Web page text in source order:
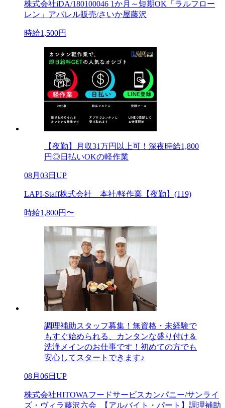
株式会社iDA/180100046 1か月～短期OK「ラルフロー
レン」アパレル販売/さいか屋藤沢
時給1,500円
【夜勤】月収31万円以上可！深夜時給1,800
円◎日払いOKの軽作業
08月03日UP
LAPI-Staff株式会社 本社/軽作業【夜勤】(119)
時給1,800円〜
調理補助スタッフ募集！無資格・未経験で
もすぐ始められる、カンタンな盛り付け＆
洗浄メインのお仕事です！初めての方でも
安心してスタートできます♪
08月06日UP
株式会社HITOWAフードサービスカンパニー/サンライ
ズ・ヴィラ藤沢六会_【アルバイト・パート】調理補助